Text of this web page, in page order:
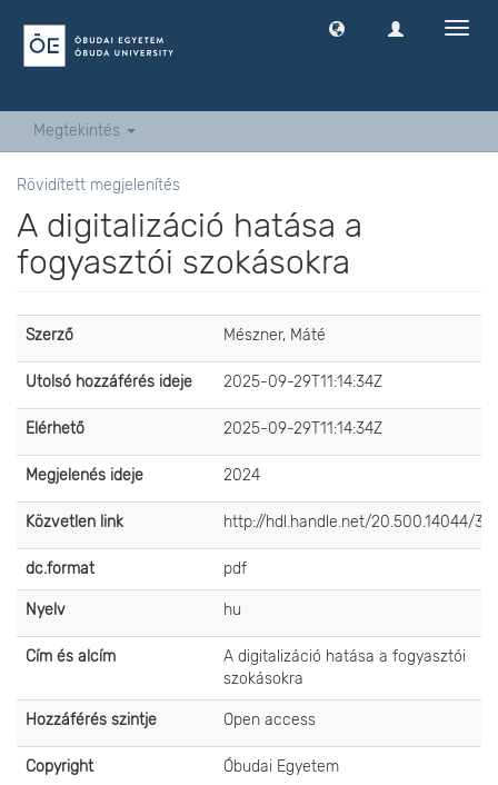
Megtekintés
Rövidített megjelenítés
A digitalizáció hatása a
fogyasztói szokásokra
Szerző Mészner, Máté
Utolsó hozzáférés ideje 2025-09-29T11:14:34Z
Elérhető 2025-09-29T11:14:34Z
Megjelenés ideje 2024
Közvetlen link http://hdl.handle.net/20.500.14044/
dc.format pdf
Nyelv hu
Cím és alcím
A digitalizáció hatása a fogyasztói
szokásokra
Hozzáférés szintje Open access
Copyright Óbudai Egyetem